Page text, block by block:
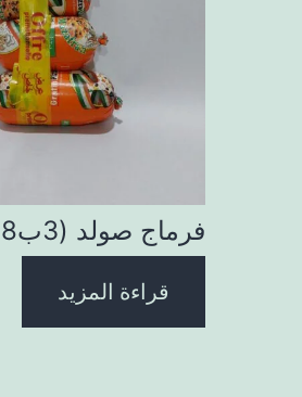
فرماج صولد (3ب18)
قراءة المزيد